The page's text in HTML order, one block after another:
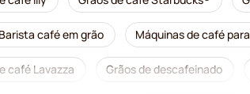
café em grão Máquinas de café
café Lavazza Grãos de descafeinado